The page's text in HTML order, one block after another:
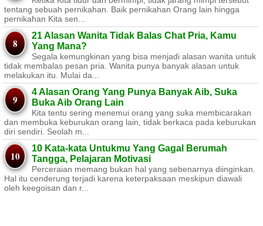
tentang sebuah pernikahan. Baik pernikahan Orang lain hingga
pernikahan Kita sen...
21 Alasan Wanita Tidak Balas Chat Pria, Kamu
Yang Mana?
Segala kemungkinan yang bisa menjadi alasan wanita untuk
tidak membalas pesan pria. Wanita punya banyak alasan untuk
melakukan itu. Mulai da...
4 Alasan Orang Yang Punya Banyak Aib, Suka
Buka Aib Orang Lain
Kita tentu sering menemui orang yang suka membicarakan
dan membuka keburukan orang lain, tidak berkaca pada keburukan
diri sendiri. Seolah m...
10 Kata-kata Untukmu Yang Gagal Berumah
Tangga, Pelajaran Motivasi
Perceraian memang bukan hal yang sebenarnya diinginkan.
Hal itu cenderung terjadi karena keterpaksaan meskipun diawali
oleh keegoisan dan r...